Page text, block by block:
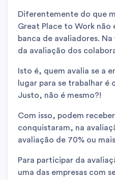
Diferentemente do que
Great Place to Work não
banca de avaliadores.
da avaliação dos
Isto é, quem avalia se a
lugar para se trabalhar é
Justo, não é mesmo?!
Com isso, podem
conquistaram, na
avaliação de 70% ou
Para participar da
uma das empresas com